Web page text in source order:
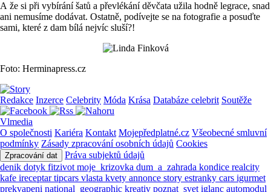
A že si při vybírání šatů a převlékání děvčata užila hodně legrace, snad
ani nemusíme dodávat. Ostatně, podívejte se na fotografie a posuďte
sami, které z dam bílá nejvíc sluší?!
Foto: Herminapress.cz
Redakce Inzerce Celebrity Móda Krása Databáze celebrit Soutěže
Vlmedia
O společnosti Kariéra Kontakt Mojepředplatné.cz Všeobecné smluvní
podmínky Zásady zpracování osobních údajů Cookies
Zpracování dat
Práva subjektů údajů
denik dotyk fitzivot moje_krizovka dum_a_zahrada kondice realcity
kafe ireceptartipcars vlasta kvety annonce story estranky cars igurmet
prekvapeni national_geographic kreativ poznat_svet iglanc automodul